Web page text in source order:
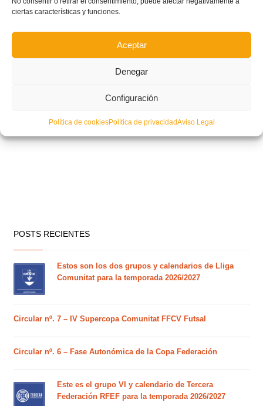
ciertas características y funciones.
Aceptar
Denegar
Configuración
Política de cookiesPolítica de privacidadAviso Legal
POSTS RECIENTES
Estos son los dos grupos y calendarios de Lliga
Comunitat para la temporada 2026/2027
Circular nº. 7 – IV Supercopa Comunitat FFCV Futsal
Circular nº. 6 – Fase Autonómica de la Copa Federación
Este es el grupo VI y calendario de Tercera
Federación RFEF para la temporada 2026/2027